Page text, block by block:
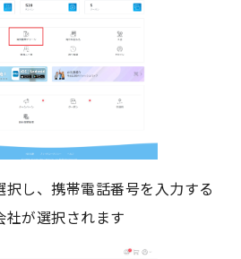
択し、携帯電話番号を入力する
社が選択されます